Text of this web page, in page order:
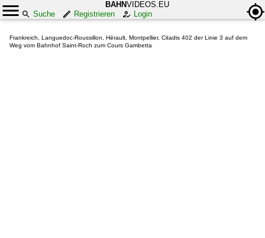
BAHNVIDEOS.EU
Suche
Registrieren Login
Frankreich, Languedoc-Roussillon, Hérault, Montpellier, Citadis 402 der Linie 3 auf dem
Weg vom Bahnhof Saint-Roch zum Cours Gambetta